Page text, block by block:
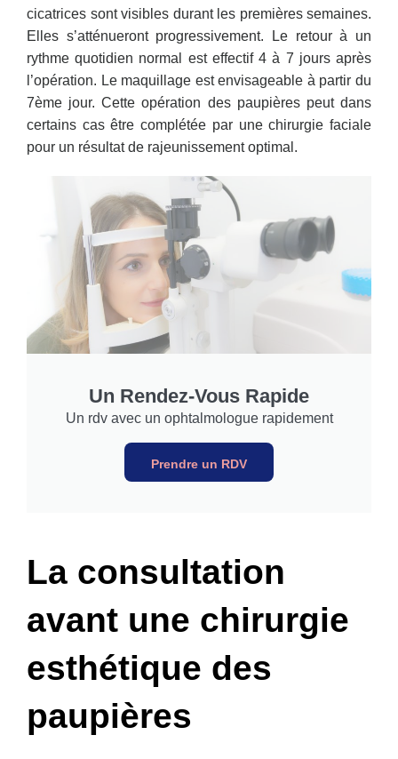
cicatrices sont visibles durant les premières semaines.
Elles s’atténueront progressivement. Le retour à un
rythme quotidien normal est effectif 4 à 7 jours après
l’opération. Le maquillage est envisageable à partir du
7ème jour. Cette opération des paupières peut dans
certains cas être complétée par une chirurgie faciale
pour un résultat de rajeunissement optimal.
Un Rendez-Vous Rapide
Un rdv avec un ophtalmologue rapidement
Prendre un RDV
La consultation
avant une chirurgie
esthétique des
paupières